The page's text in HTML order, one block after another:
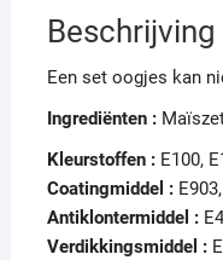
Beschrijving
Een set oogjes kan
Ingrediënten :
Kleurstoffen :E100,
Coatingmiddel :
Antiklontermiddel :
Verdikkingsmiddel :